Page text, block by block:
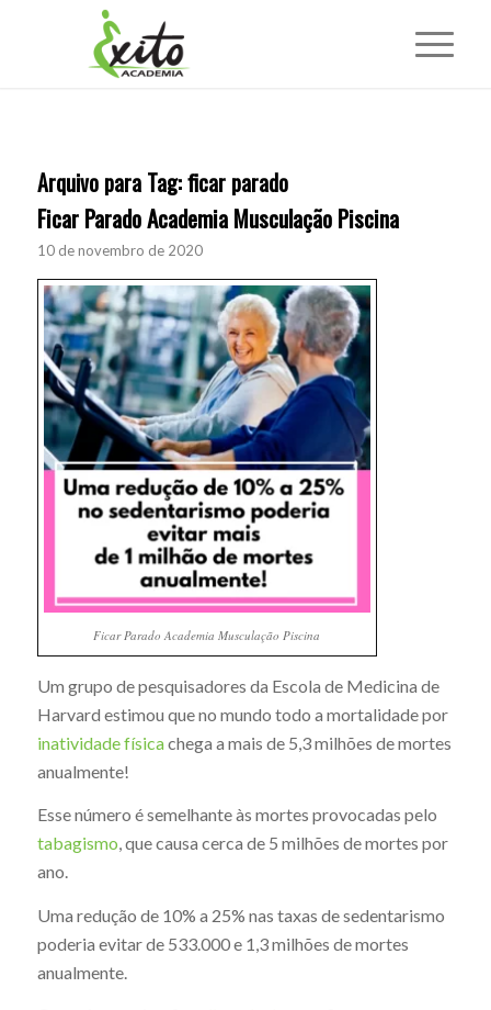
Arquivo para Tag:ficar parado
Ficar Parado Academia Musculação Piscina
10 de novembro de 2020
Ficar Parado Academia Musculação Piscina
Um grupo de pesquisadores da Escola de Medicina de
Harvard estimou que no mundo todo a mortalidade por
inatividade físicachega a mais de 5,3 milhões de mortes
anualmente!
Esse número é semelhante às mortes provocadas pelo
tabagismo, que causa cerca de 5 milhões de mortes por
ano.
Uma redução de 10% a 25% nas taxas de sedentarismo
poderia evitar de 533.000 e 1,3 milhões de mortes
anualmente.